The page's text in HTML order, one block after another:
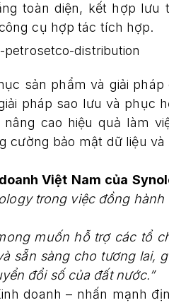
toàn diện, kết hợp lưu
cụ hợp tác tích hợp.
sản phẩm và giải pháp
pháp sao lưu và phục
cao hiệu quả làm
cường bảo mật dữ liệu và
Việt Nam của
trong việc đồng
muốn hỗ trợ các tổ
sẵn sàng cho tương lai,
đổi số của đất nước.”
doanh – nhấn mạnh